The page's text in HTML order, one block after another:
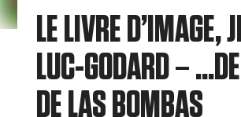
LE LIVRE D’IMAGE,
LUC-GODARD –
DE LAS BOMBAS